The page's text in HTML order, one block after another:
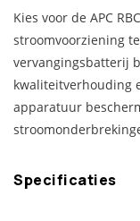
Kies voor de APC
stroomvoorziening
vervangingsbatterij
kwaliteitverhouding
apparatuur
Specificaties